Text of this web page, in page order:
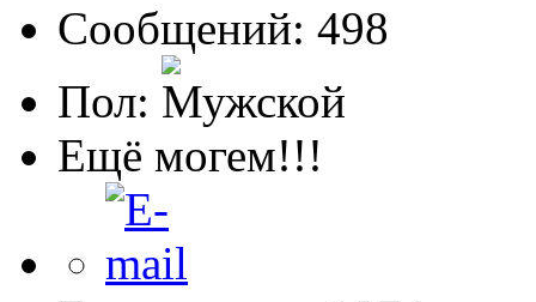
Сообщений: 498
Пол:
Ещё могем!!!